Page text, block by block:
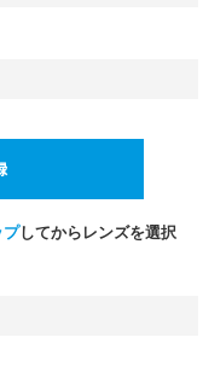
プしてからレンズを選択